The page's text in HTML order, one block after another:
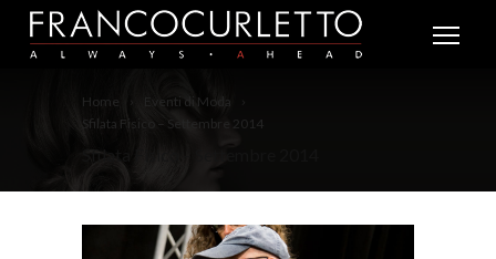
Home
Eventi di Moda
Sfilata Fisico – Settembre 2014
Sfilata Fisico – Settembre 2014